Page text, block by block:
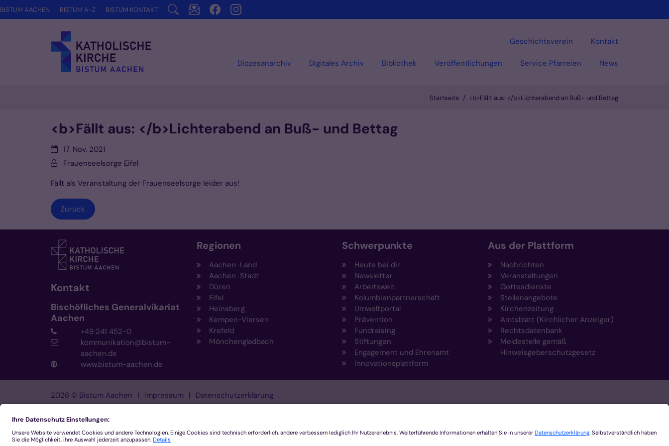
Zum Inhalt springen
Diözesanarchiv Digitales Archiv Bibliothek Veröffentlichungen Service Pfarreien News
Geschichtsverein Kontakt
BISTUM AACHEN BISTUM A-Z BISTUM KONTAKT
Startseite <b>Fällt aus: </b>Lichterabend an Buß- und Bettag
<b>Fällt aus: </b>Lichterabend an Buß- und Bettag
Datum:17. Nov. 2021
Von:Frauenseelsorge Eifel
Fällt als Veranstaltung der Frauenseelsorge leider aus!
Zurück
Kontakt
Bischöfliches Generalvikariat
Aachen
+49 241 452-0
kommunikation@bistum-
aachen.de
www.bistum-aachen.de
Regionen
Aachen-Land
Aachen-Stadt
Düren
Eifel
Heinsberg
Kempen-Viersen
Krefeld
Mönchengladbach
Schwerpunkte
Heute bei dir
Newsletter
Arbeitswelt
Kolumbienpartnerschaft
Umweltportal
Prävention
Fundraising
Stiftungen
Engagement und Ehrenamt
Innovationsplattform
Aus der Plattform
Nachrichten
Veranstaltungen
Gottesdienste
Stellenangebote
Kirchenzeitung
Amtsblatt (Kirchlicher Anzeiger)
Rechtsdatenbank
Meldestelle gemäß
Hinweisgeberschutzgesetz
2026 © Bistum Aachen Impressum Datenschutzerklärung